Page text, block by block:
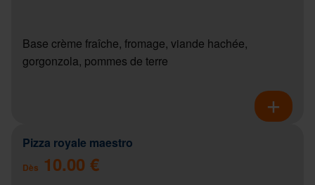
Base crème fraîche, fromage, viande hachée,
gorgonzola, pommes de terre
Pizza royale maestro
Dès 10.00 €